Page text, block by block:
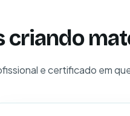
criando
e certificado em